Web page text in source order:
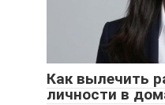
Как вылечить
личности в